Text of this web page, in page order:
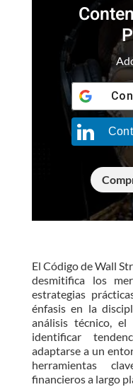
El Código de Wall
desmitifica los
estrategias
énfasis en la
análisis técnico,
identificar
adaptarse a un
herramientas
financieros a largo